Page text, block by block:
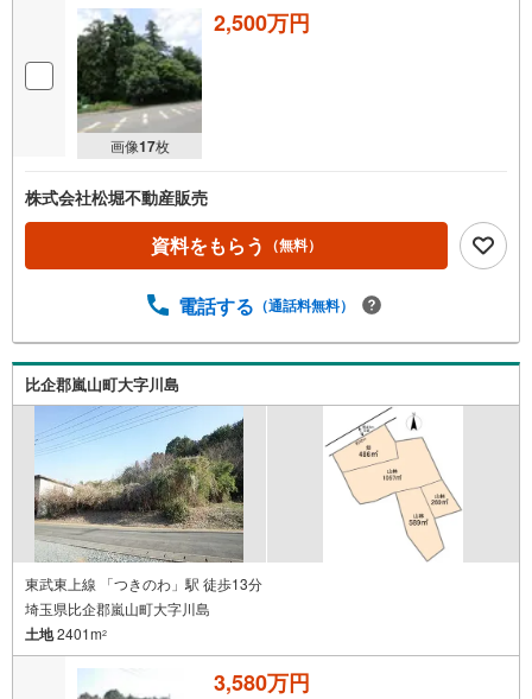
画像17枚
2,500万円
株式会社松堀不動産販売
資料をもらう （無料）
電話する （通話料無料）
比企郡嵐山町大字川島
東武東上線 「つきのわ」駅 徒歩13分
埼玉県比企郡嵐山町大字川島
土地2401m2
3,580万円